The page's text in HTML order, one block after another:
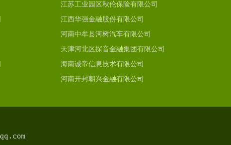
江苏工业园区秋伦保险有限公司
江西华强金融股份有限公司
河南中牟县河树汽车有限公司
天津河北区探音金融集团有限公司
海南诚帝信息技术有限公司
河南开封朝兴金融有限公司